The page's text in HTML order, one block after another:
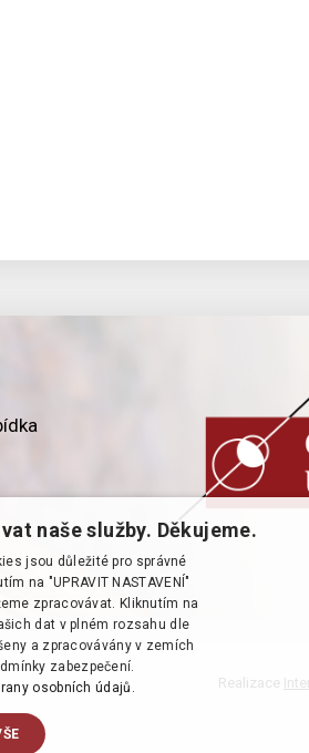
Realizace
naše služby. Děkujeme.
jsou důležité pro správné
na "UPRAVIT NASTAVENÍ"
zpracovávat. Kliknutím na
dat v plném rozsahu dle
a zpracovávány v zemích
zabezpečení.
osobních údajů.